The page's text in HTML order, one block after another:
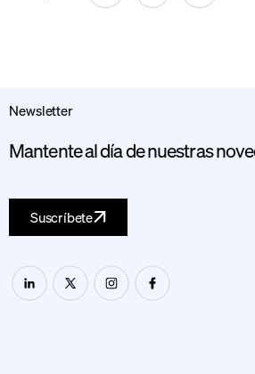
Newsletter
Mantente al día de nuestras
Suscríbete